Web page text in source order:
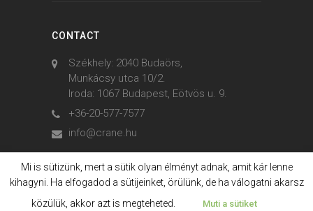
CONTACT
Székhely: 2040 Budaörs,
Munkácsy utca 10/2.
Iroda: 1067 Budapest, Eötvös u. 9.
+36-20-577-7577
info@crane.hu
© 2006. - 2023. Crane International
Mi is sütizünk, mert a sütik olyan élményt adnak, amit kár lenne
kihagyni. Ha elfogadod a sütijeinket, örülünk, de ha válogatni akarsz
közülük, akkor azt is megteheted.
Muti a sütiket